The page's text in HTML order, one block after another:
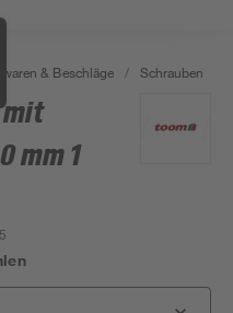
& Beschläge / Schrauben
mit
mm 1